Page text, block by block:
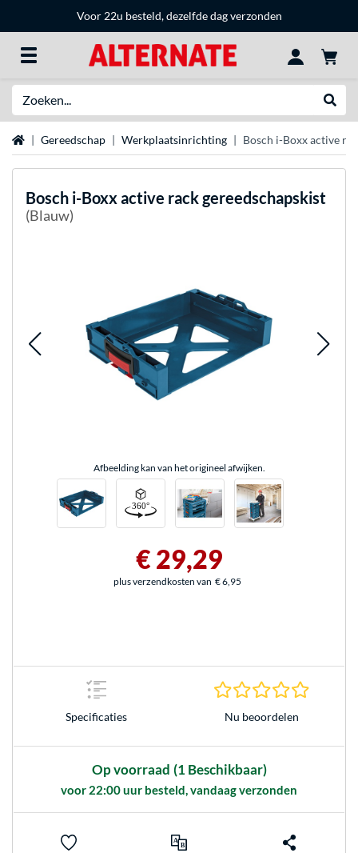
Voor 22u besteld, dezelfde dag verzonden
HomeGereedschap Werkplaatsinrichting Bosch i-Boxx active
Bosch i-Boxx active rack gereedschapskist
(Blauw)
Afbeelding kan van het origineel afwijken.
€ 29,29
plus verzendkosten van € 6,95
Specificaties Nu beoordelen
Op voorraad (1 Beschikbaar)
voor 22:00 uur besteld, vandaag verzonden